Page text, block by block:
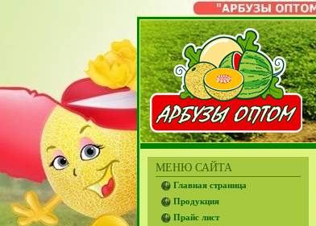
МЕНЮ САЙТА
Главная страница
Продукция
Прайс лист